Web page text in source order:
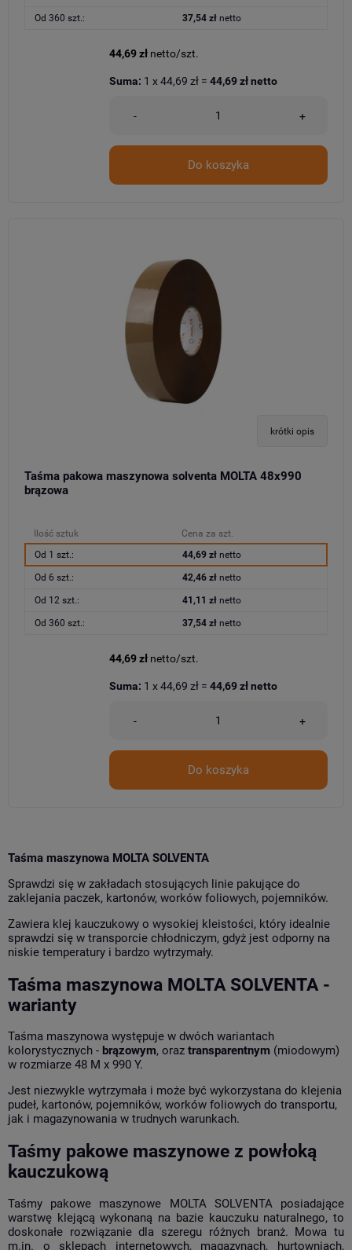
Od 360 szt.: 37,54 złnetto
44,69 zł netto/szt.
- +
Do koszyka
Suma: 1 x44,69 zł = 44,69 złnetto
krótki opis
Taśma pakowa maszynowa solventa MOLTA 48x990
brązowa
Ilość sztuk
Cena za szt.
Od 1 szt.:
44,69 złnetto
Od 6 szt.: 42,46 złnetto
Od 12 szt.: 41,11 złnetto
Od 360 szt.: 37,54 złnetto
44,69 zł netto/szt.
- +
Do koszyka
Suma: 1 x44,69 zł = 44,69 złnetto
Taśma maszynowa MOLTA SOLVENTA
Sprawdzi się w zakładach stosujących linie pakujące do
zaklejania paczek, kartonów, worków foliowych, pojemników.
Zawiera klej kauczukowy o wysokiej kleistości, który idealnie
sprawdzi się w transporcie chłodniczym, gdyż jest odporny na
niskie temperatury i bardzo wytrzymały.
Taśma maszynowa MOLTA SOLVENTA -
warianty
Taśma maszynowa występuje w dwóch wariantach
kolorystycznych - brązowym, oraz transparentnym (miodowym)
w rozmiarze 48 M x 990 Y.
Jest niezwykle wytrzymała i może być wykorzystana do klejenia
pudeł, kartonów, pojemników, worków foliowych do transportu,
jak i magazynowania w trudnych warunkach.
Taśmy pakowe maszynowe z powłoką
kauczukową
Taśmy pakowe maszynowe MOLTA SOLVENTA posiadające
warstwę klejącą wykonaną na bazie kauczuku naturalnego, to
doskonałe rozwiązanie dla szeregu różnych branż. Mowa tu
m.in. o sklepach internetowych, magazynach, hurtowniach,